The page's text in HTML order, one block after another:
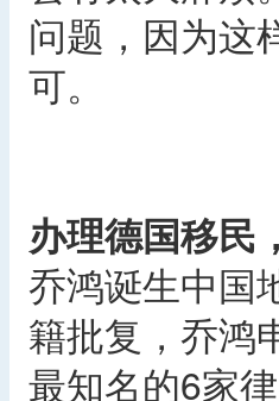
问题，因为这
可。
办理德国移民
乔鸿诞生中国
籍批复，乔鸿
最知名的6家